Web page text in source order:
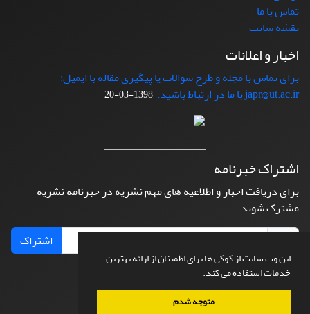
این وب سایت از کوکی ها برای اطمینان از ارائه بهترین
خدمات استفاده می کند.
متوجه شدم
تماس با ما
نقشه سایت
اخبار و اعلانات
برای تماس با مجله و طرح سوالات یا پیگیری مقاله با ایمیل:
japr@ut.ac.ir با ما در ارتباط باشید.
1398-03-20
اشتراک خبرنامه
برای دریافت اخبار و اطلاعیه های مهم نشریه در خبرنامه نشریه
مشترک شوید.
اشتراک